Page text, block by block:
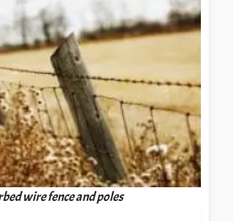
wire fence and poles